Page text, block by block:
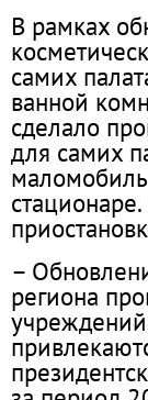
В рамках
самих
ванной
сделало
для самих
–
региона